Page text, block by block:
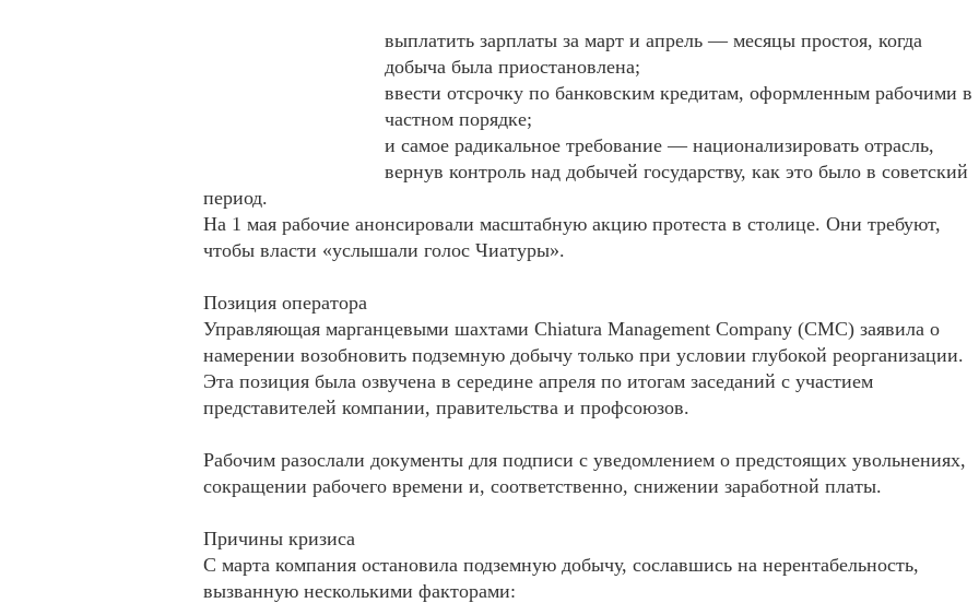
выплатить зарплаты за март и апрель — месяцы простоя, когда
добыча была приостановлена;
ввести отсрочку по банковским кредитам, оформленным рабочими в
частном порядке;
и самое радикальное требование — национализировать отрасль,
вернув контроль над добычей государству, как это было в советский
период.
На 1 мая рабочие анонсировали масштабную акцию протеста в столице. Они требуют,
чтобы власти «услышали голос Чиатуры».
Позиция оператора
Управляющая марганцевыми шахтами Chiatura Management Company (CMC) заявила о
намерении возобновить подземную добычу только при условии глубокой реорганизации.
Эта позиция была озвучена в середине апреля по итогам заседаний с участием
представителей компании, правительства и профсоюзов.
Рабочим разослали документы для подписи с уведомлением о предстоящих увольнениях,
сокращении рабочего времени и, соответственно, снижении заработной платы.
Причины кризиса
С марта компания остановила подземную добычу, сославшись на нерентабельность,
вызванную несколькими факторами: